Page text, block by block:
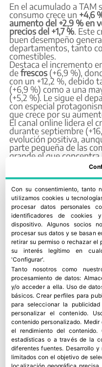
En el acumulado a TAM
consumo crece un +4,6
aumento del +2,9 % en
precios del +1,7 %. Este
buen desempeño
departamentos, tanto
comestibles.
Destaca el incremento
defrescos (+6,9 %),
con un +12,2 %, debido
(+6,9 %) como a una
(+5,2 %). Le sigue el
con especial
que crece por su
El canal online lidera el
durante septiembre
evolución positiva,
parte pequeña de las
grande el que
valor (56,1 %) y
últimos 12 meses (+6,5
único canal con
anterior (-0,9 %).
BARÓMETRO ,
Con su consentimiento, tanto
utilizamos cookies u
procesar datos personales
identificadores de cookies
dispositivo. Algunos socios
procesar sus datos y se basan
retirar su permiso o rechazar el
su interés legítimo en
'Configurar'.
Tanto nosotros como
procesamiento de datos:
y/o acceder a ella. Uso de
básicos.Crear perfiles para
para seleccionar la publicidad
personalizar el contenido.
contenido personalizado. Medir
el rendimiento del contenido.
estadísticas o a través de la
diferentes fuentes. Desarrollo y
limitados con el objetivo de